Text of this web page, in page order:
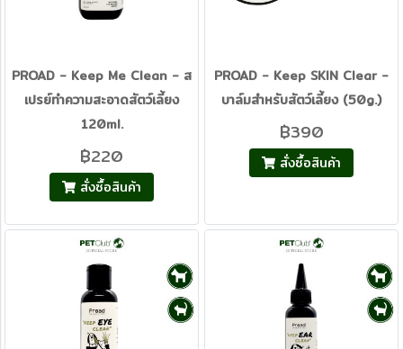
PROAD - Keep Me Clean - ส
เปรย์ทำความสะอาดสัตว์เลี้ยง
120ml.
฿220
สั่งซื้อสินค้า
PROAD - Keep SKIN Clear -
บาล์มสำหรับสัตว์เลี้ยง (50g.)
฿390
สั่งซื้อสินค้า